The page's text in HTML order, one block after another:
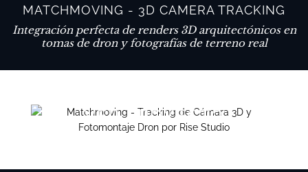
MATCHMOVING - 3D CAMERA TRACKING
Integración perfecta de renders 3D arquitectónicos en
tomas de dron y fotografías de terreno real
VER PROYECTO